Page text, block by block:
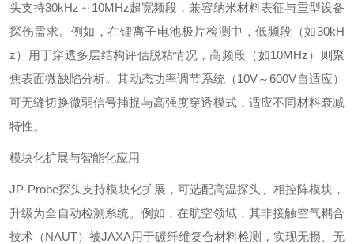
头支持30kHz～10MHz超宽频段，兼容纳米材料表征与重型设备
探伤需求。例如，在锂离子电池极片检测中，低频段（如30kH
z）用于穿透多层结构评估脱粘情况，高频段（如10MHz）则聚
焦表面微缺陷分析。其动态功率调节系统（10V～600V自适应）
可无缝切换微弱信号捕捉与高强度穿透模式，适应不同材料衰减
特性。
模块化扩展与智能化应用‌
JP-Probe探头支持模块化扩展，可选配高温探头、相控阵模块，
升级为全自动检测系统。例如，在航空领域，其非接触空气耦合
技术（NAUT）被JAXA用于碳纤维复合材料检测，实现无损、无